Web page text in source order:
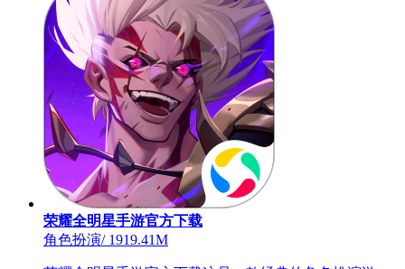
荣耀全明星手游官方下载
角色扮演/1919.41M